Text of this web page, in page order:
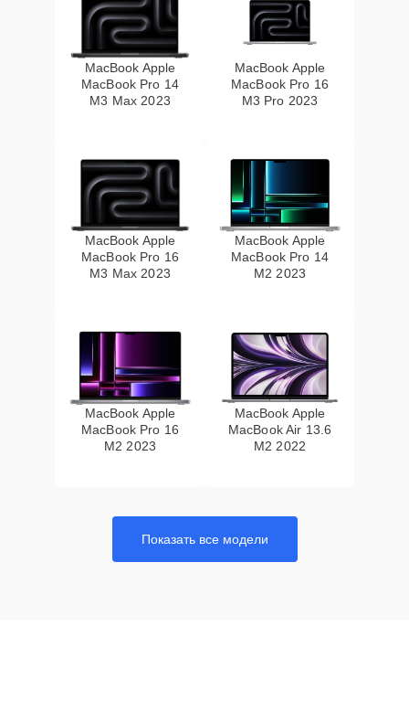
MacBook Apple
MacBook Pro 14
M3 Max 2023
MacBook Apple
MacBook Pro 16
M3 Pro 2023
MacBook Apple
MacBook Pro 16
M3 Max 2023
MacBook Apple
MacBook Pro 14
M2 2023
MacBook Apple
MacBook Pro 16
M2 2023
MacBook Apple
MacBook Air 13.6
M2 2022
Показать все модели